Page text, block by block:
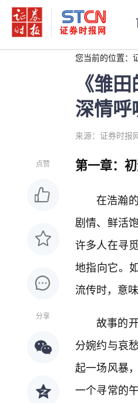
您当前的位置：
《雏
深情呼
来源：证券时报
点赞
分享
第一章：
在浩瀚
剧情、鲜活
许多人在寻
地指向它。
流传时，意
故事的
分婉约与哀
起一场风暴
一个寻常的